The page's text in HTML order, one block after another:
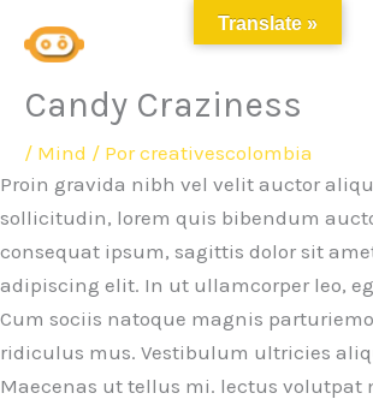
Candy Craziness
/ Mind / Porcreativescolombia
Proin gravida nibh vel velit auctor
sollicitudin, lorem quis bibendum
consequat ipsum, sagittis dolor sit
adipiscing elit. In ut ullamcorper leo,
Cum sociis natoque magnis
ridiculus mus. Vestibulum ultricies
Maecenas ut tellus mi. lectus volutpat
Translate »